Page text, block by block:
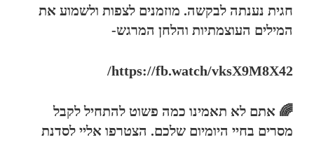
חגית נענתה לבקשה. מוזמנים לצפות ולשמוע את
המילים העוצמתיות והלחן המרגש-
https://fb.watch/vksX9M8X42/
🌈 אתם לא תאמינו כמה פשוט להתחיל לקבל
מסרים בחיי היומיום שלכם. הצטרפו אליי לסדנת